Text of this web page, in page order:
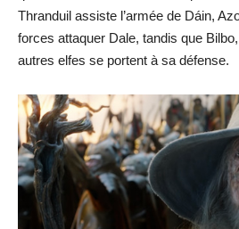
Thranduil assiste l’armée de Dáin,
forces attaquer Dale, tandis que
autres elfes se portent à sa défense.